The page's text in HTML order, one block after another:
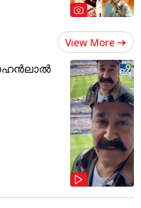
View More